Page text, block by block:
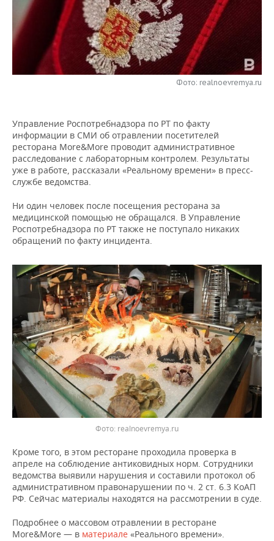
НЕФТЕХИМИЯ
НЕФТЬ
РОЗНИЧНАЯ ТОРГОВЛЯ
ТРАНСПОРТ
НОВОСТИ ТЕХНОЛОГИЙ
МЕРОПРИЯТИЯ
НОВОСТИ МЕРОПРИЯТИЙ
ONLINE-КОНФЕРЕНЦИИ
ОТКРЫТАЯ ЛЕКЦИЯ
СПОРТ
ХОККЕЙ
БАСКЕТБОЛ
КИБЕРСПОРТ
ФИГУРНОЕ КАТАНИЕ
ВОДНЫЕ ВИДЫ СПОРТА
ХОККЕЙ С МЯЧОМ
ВЛАСТЬ
ИНФРАСТРУКТУРА
КУЛЬТУРА
МЕДИЦИНА
ОБРАЗОВАНИЕ
ПРОИСШЕСТВИЯ
СЮЖЕТЫ
СПРАВОЧНИК
СПИСОК КОМПАНИЙ
Фото: realnoevremya.ru
Управление Роспотребнадзора по РТ по факту
информации в СМИ об отравлении посетителей
ресторана More&More проводит административное
расследование с лабораторным контролем. Результаты
уже в работе, рассказали «Реальному времени» в пресс-
службе ведомства.
Ни один человек после посещения ресторана за
медицинской помощью не обращался. В Управление
Роспотребнадзора по РТ также не поступало никаких
обращений по факту инцидента.
Фото: realnoevremya.ru
Кроме того, в этом ресторане проходила проверка в
апреле на соблюдение антиковидных норм. Сотрудники
ведомства выявили нарушения и составили протокол об
административном правонарушении по ч. 2 ст. 6.3 КоАП
РФ. Сейчас материалы находятся на рассмотрении в суде.
Подробнее о массовом отравлении в ресторане
More&More — в материале «Реального времени».